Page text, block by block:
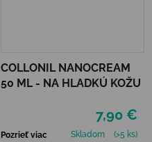
COLLONIL NANOCREAM
50 ML - NA HLADKÚ KOŽU
7,90 €
Pozrieť viac Skladom (>5 ks)